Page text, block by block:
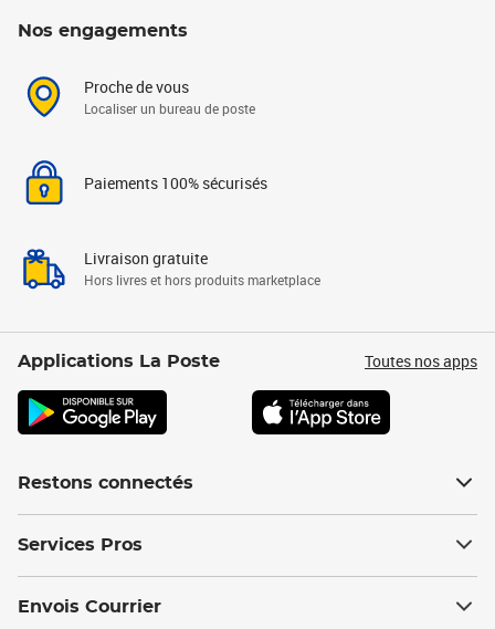
Nos engagements
Proche de vous
Localiser un bureau de poste
Paiements 100% sécurisés
Livraison gratuite
Hors livres et hors produits marketplace
Applications La Poste Toutes nos apps
Restons connectés
Services Pros
Envois Courrier